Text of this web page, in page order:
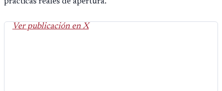
Ver publicación en X